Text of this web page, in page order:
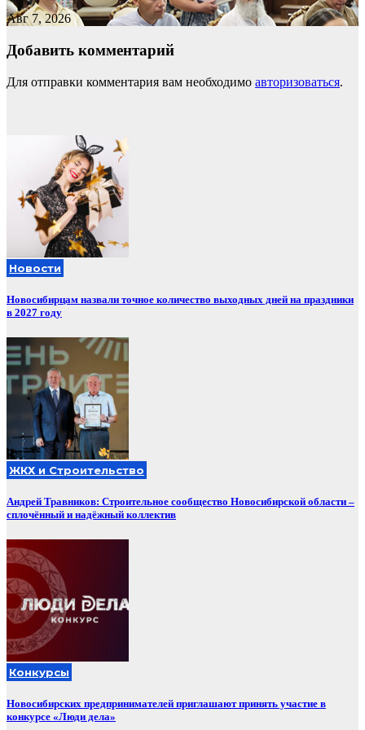
Авг 7, 2026
Добавить комментарий
Для отправки комментария вам необходимо авторизоваться.
Новости
Новосибирцам назвали точное количество выходных дней на праздники
в 2027 году
ЖКХ и Строительство
Андрей Травников: Строительное сообщество Новосибирской области –
сплочённый и надёжный коллектив
Конкурсы
Новосибирских предпринимателей приглашают принять участие в
конкурсе «Люди дела»